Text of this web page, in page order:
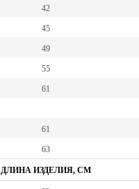
42
45
49
55
61
61
63
ДЛИНА ИЗДЕЛИЯ, СМ